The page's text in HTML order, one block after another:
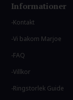
Informationer
Kontakt
Vi bakom Marjoe
FAQ
Villkor
Ringstorlek Guide